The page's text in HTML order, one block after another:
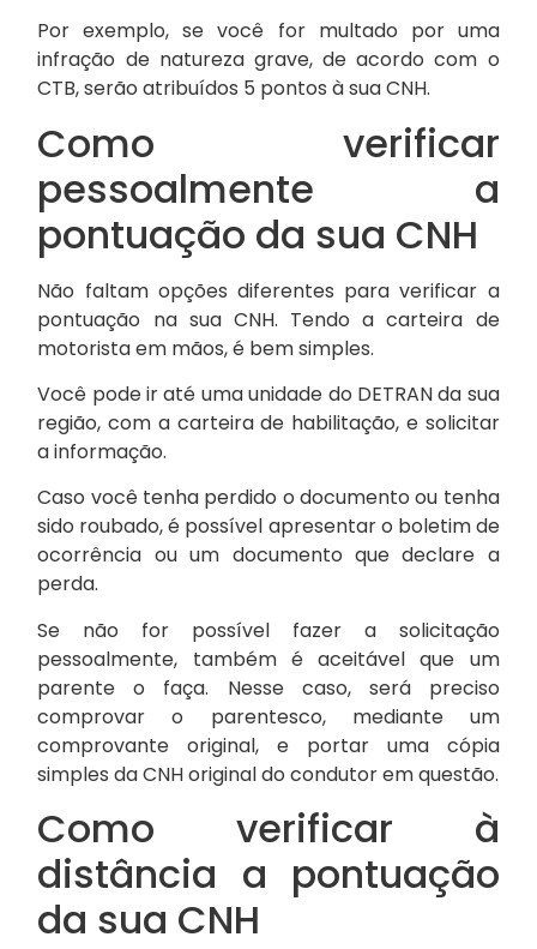
Por exemplo, se você for multado por uma
infração de natureza grave, de acordo com o
CTB, serão atribuídos 5 pontos à sua CNH.
Como verificar
pessoalmente a
pontuação da sua CNH
Não faltam opções diferentes para verificar a
pontuação na sua CNH. Tendo a carteira de
motorista em mãos, é bem simples.
Você pode ir até uma unidade do DETRAN da sua
região, com a carteira de habilitação, e solicitar
a informação.
Caso você tenha perdido o documento ou tenha
sido roubado, é possível apresentar o boletim de
ocorrência ou um documento que declare a
perda.
Se não for possível fazer a solicitação
pessoalmente, também é aceitável que um
parente o faça. Nesse caso, será preciso
comprovar o parentesco, mediante um
comprovante original, e portar uma cópia
simples da CNH original do condutor em questão.
Como verificar à
distância a pontuação
da sua CNH